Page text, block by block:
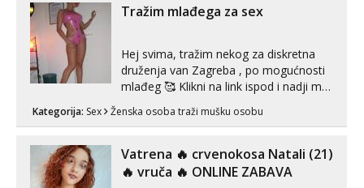
autentičnosti možeš me vidjeti na
Tražim mlađega za sex
Hej svima, tražim nekog za diskretna
druženja van Zagreba , po mogućnosti
mlađeg 🥰 Klikni na link ispod i nadji me
Kategorija: Sex Ženska osoba traži mušku osobu
Vatrena ‎️‍🔥 crvenokosa Natali (21)
‎️‍🔥 vruča‎ ️‍🔥 ONLINE ZABAVA